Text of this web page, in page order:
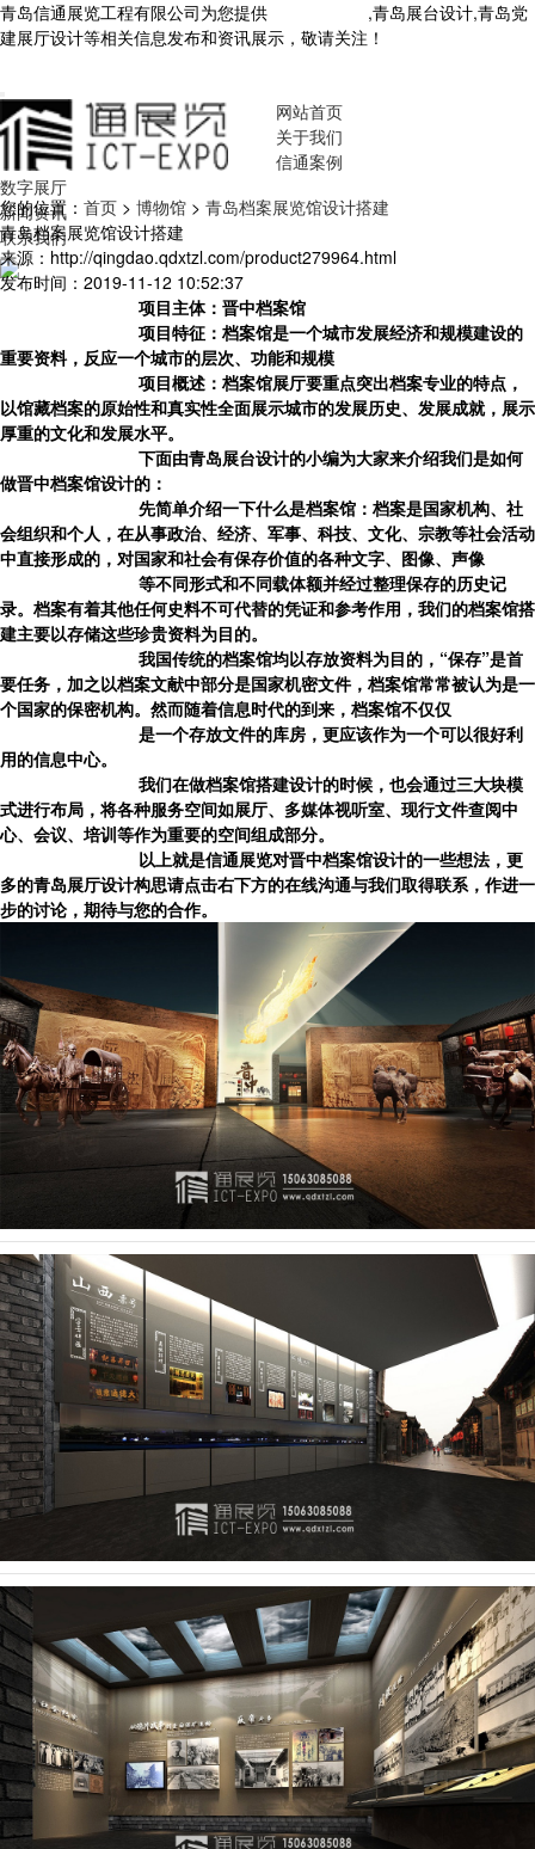
青岛信通展览工程有限公司为您提供
,青岛展台设计,青岛党
建展厅设计等相关信息发布和资讯展示，敬请关注！
网站首页
关于我们
信通案例
数字展厅
新闻资讯
联系我们
您的位置： 首页 > 博物馆 > 青岛档案展览馆设计搭建
青岛档案展览馆设计搭建
来源：http://qingdao.qdxtzl.com/product279964.html
发布时间：2019-11-12 10:52:37
项目主体：晋中档案馆
项目特征：档案馆是一个城市发展经济和规模建设的
重要资料，反应一个城市的层次、功能和规模
项目概述：档案馆展厅要重点突出档案专业的特点，
以馆藏档案的原始性和真实性全面展示城市的发展历史、发展成就，展示
厚重的文化和发展水平。
下面由青岛展台设计的小编为大家来介绍我们是如何
做晋中档案馆设计的：
先简单介绍一下什么是档案馆：档案是国家机构、社
会组织和个人，在从事政治、经济、军事、科技、文化、宗教等社会活动
中直接形成的，对国家和社会有保存价值的各种文字、图像、声像
等不同形式和不同载体额并经过整理保存的历史记
录。档案有着其他任何史料不可代替的凭证和参考作用，我们的档案馆搭
建主要以存储这些珍贵资料为目的。
我国传统的档案馆均以存放资料为目的，“保存”是首
要任务，加之以档案文献中部分是国家机密文件，档案馆常常被认为是一
个国家的保密机构。然而随着信息时代的到来，档案馆不仅仅
是一个存放文件的库房，更应该作为一个可以很好利
用的信息中心。
我们在做档案馆搭建设计的时候，也会通过三大块模
式进行布局，将各种服务空间如展厅、多媒体视听室、现行文件查阅中
心、会议、培训等作为重要的空间组成部分。
以上就是信通展览对晋中档案馆设计的一些想法，更
多的青岛展厅设计构思请点击右下方的在线沟通与我们取得联系，作进一
步的讨论，期待与您的合作。